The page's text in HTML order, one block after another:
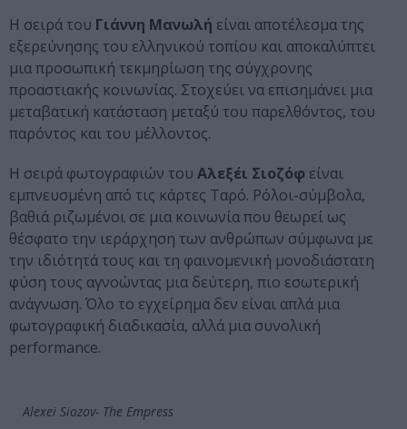
Η σειρά του Γιάννη Μανωλή είναι αποτέλεσμα της
εξερεύνησης του ελληνικού τοπίου και αποκαλύπτει
μια προσωπική τεκμηρίωση της σύγχρονης
προαστιακής κοινωνίας. Στοχεύει να επισημάνει μια
μεταβατική κατάσταση μεταξύ του παρελθόντος, του
παρόντος και του μέλλοντος.
Η σειρά φωτογραφιών του Αλεξέι Σιοζόφ είναι
εμπνευσμένη από τις κάρτες Ταρό. Ρόλοι-σύμβολα,
βαθιά ριζωμένοι σε μια κοινωνία που θεωρεί ως
θέσφατο την ιεράρχηση των ανθρώπων σύμφωνα με
την ιδιότητά τους και τη φαινομενική μονοδιάστατη
φύση τους αγνοώντας μια δεύτερη, πιο εσωτερική
ανάγνωση. Όλο το εγχείρημα δεν είναι απλά μια
φωτογραφική διαδικασία, αλλά μια συνολική
performance.
Alexei Siozov- The Empress